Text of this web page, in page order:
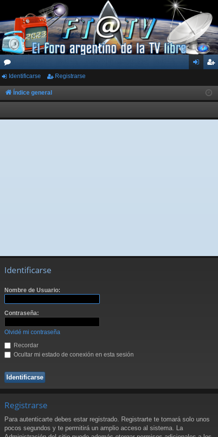
or
os
ar
ist
rs
Identificarse Registrarse
Índice general
Identificarse
Nombre de Usuario:
Contraseña:
Olvidé mi contraseña
Recordar
Ocultar mi estado de conexión en esta sesión
Registrarse
Para autenticarte debes estar registrado. Registrarte te tomará solo unos
pocos segundos y te permitirá un amplio acceso al sistema. La